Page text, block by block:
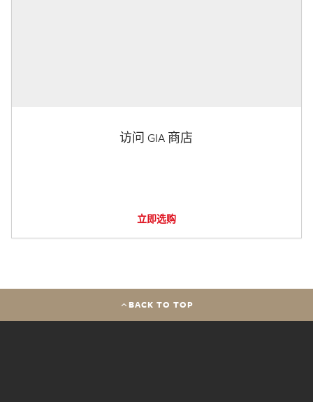
访问 GIA 商店
立即选购
BACK TO TOP